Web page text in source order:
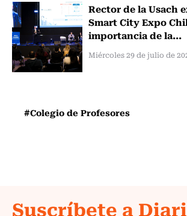
Rector de la Usach
Smart City Expo
importancia de la...
Miércoles 29 de julio de
#Colegio de Profesores